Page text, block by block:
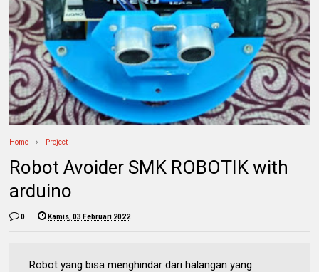
Home Project
Robot Avoider SMK ROBOTIK with
arduino
0 Kamis, 03 Februari 2022
Robot yang bisa menghindar dari halangan yang